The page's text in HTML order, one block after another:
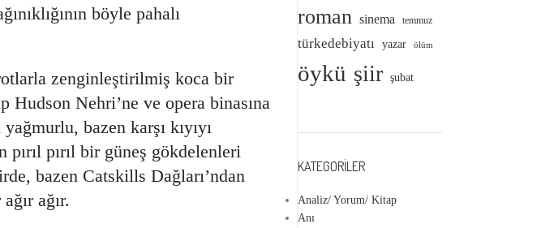
böyle pahalı
zenginleştirilmiş koca bir
Hudson Nehri’ne ve opera binasına
bazen karşı kıyıyı
pırıl bir güneş gökdelenleri
bazen Catskills Dağları’ndan
ağır.
roman sinema temmuz
türkedebiyatı yazar ölüm
öykü şiir şubat
KATEGORILER
Analiz/ Yorum/ Kitap
Anı